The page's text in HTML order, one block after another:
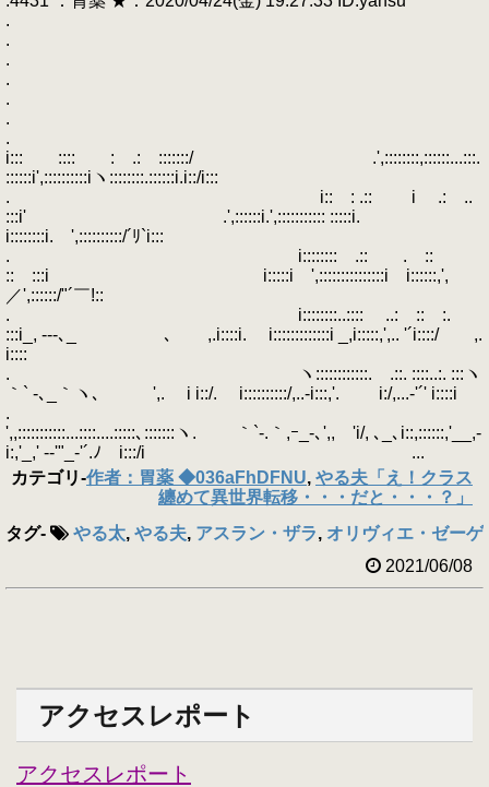
.
.
.
.
.
.
.
i::: :::: : .: :::::::/ .',::::::::,::::::...:::.
::::::i',::::::::::iヽ::::::::.::::::i.i::/i:::
. i:: : .:: i .: ..
:::i' .',::::::i.',::::::::::: :::::i.
i::::::::i. ',::::::::::/´ﾘ`i:::
. i:::::::: .:: . ::
:: :::i i:::::i ',:::::::::::::::i i::::::,',
／',::::::/"´￣!::
. i::::::::..:::: ..: :: :.
:::i_, -‐-､_ ､ ,.i::::i. i:::::::::::::i _,i:::::,',.. '´i::::/ ,.
i::::
. ヽ::::::::::::. .::. ::::..:. :::ヽ
｀` -､_｀ヽ､ ',. i i::/. i::::::::::/,..-i:::,'. i:/,...-'´' i::::i
.
',,:::::::::::...::::....:::::､:::::::ヽ. ｀`-.｀,ｰ_-､',, 'i/, ､_､i::,::::::,'__,-
i:,'_,' -‐'"_-'´.ﾉ i:::/i ...
カテゴリ-作者：胃薬 ◆036aFhDFNU, やる夫「え！クラス
纏めて異世界転移・・・だと・・・？」
タグ- やる太, やる夫, アスラン・ザラ, オリヴィエ・ゼーゲ
2021/06/08
アクセスレポート
アクセスレポート